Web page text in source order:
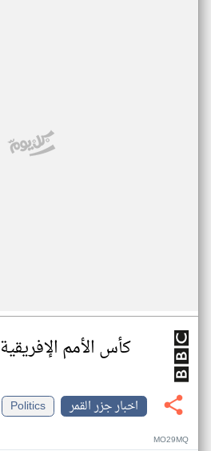
كأس الأمم الإفريقية
اخبار جزر القمر
Politics
MO29MQ